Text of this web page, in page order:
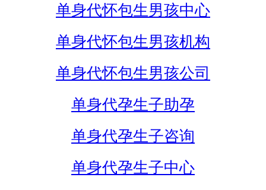
单身代怀包生男孩中心
单身代怀包生男孩机构
单身代怀包生男孩公司
单身代孕生子助孕
单身代孕生子咨询
单身代孕生子中心